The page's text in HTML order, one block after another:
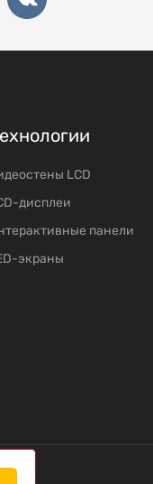
LCD
дисплеи
панели
экраны